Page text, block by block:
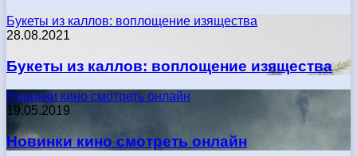
Букеты из каллов: воплощение изящества
28.08.2021
Букеты из каллов: воплощение изящества
Новинки кино смотреть онлайн
19.05.2019
Новинки кино смотреть онлайн